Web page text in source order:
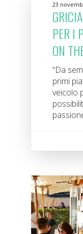
23
PER I
ON
“Da
primi
veicolo